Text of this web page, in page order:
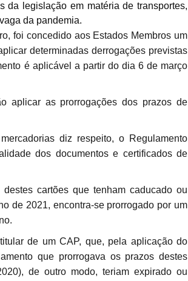
da legislação em matéria de transportes,
da pandemia.
determinadas derrogações previstas
é aplicável a partir do dia 6 de março
dos documentos e certificados de
cartões que tenham caducado ou
de 2021, encontra-se prorrogado por um
que prorrogava os prazos destes
de outro modo, teriam expirado ou